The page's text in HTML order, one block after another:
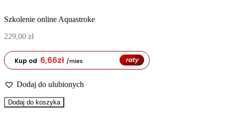
Szkolenie online Aquastroke
229,00 zł
Kup od 6,66zł /mies. raty
Dodaj do ulubionych
ilość
Szkolenie
Dodaj do koszyka